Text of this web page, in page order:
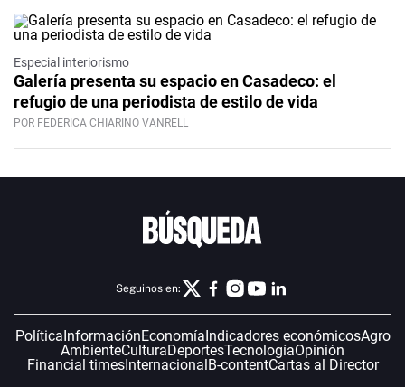
Especial interiorismo
Galería presenta su espacio en Casadeco: el
refugio de una periodista de estilo de vida
POR FEDERICA CHIARINO VANRELL
Seguinos en:
PolíticaInformaciónEconomíaIndicadores económicosAgro
AmbienteCulturaDeportesTecnologíaOpinión
Financial timesInternacionalB-contentCartas al Director